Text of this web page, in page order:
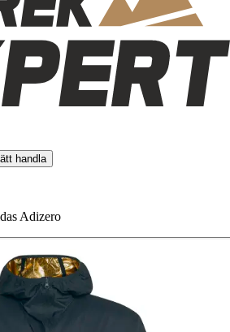
handla
Adizero